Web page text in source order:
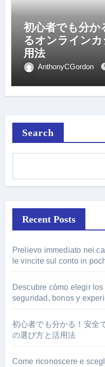
初心者でも分か
るオンライン
用法
AnthonyCGordon
Search
Recent Posts
Prelievo immediato nei
le vincite sul conto in
Descubre cómo elegir
seguridad, bonos y
初心者でも分かる！安全
の選び方と活用法
Come riconoscere e